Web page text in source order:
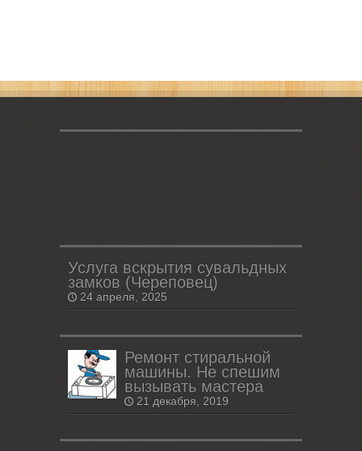
Услуга вскрытия сувальдных
замков (Череповец)
24 апреля, 2025
Ремонт стиральной
машины. Не спешим
вызывать мастера
21 декабря, 2019